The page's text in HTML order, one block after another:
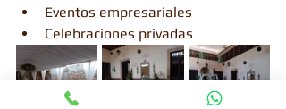
Eventos empresariales
Celebraciones privadas